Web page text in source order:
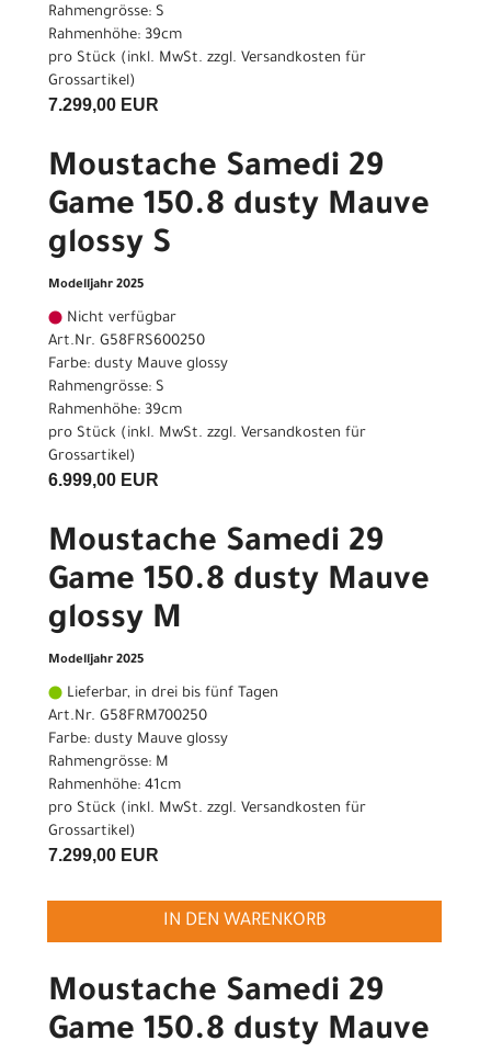
Rahmengrösse: S
Rahmenhöhe: 39cm
pro Stück (inkl. MwSt. zzgl. Versandkosten für
Grossartikel)
7.299,00 EUR
Moustache Samedi 29
Game 150.8 dusty Mauve
glossy S
Modelljahr 2025
Nicht verfügbar
Art.Nr. G58FRS600250
Farbe: dusty Mauve glossy
Rahmengrösse: S
Rahmenhöhe: 39cm
pro Stück (inkl. MwSt. zzgl. Versandkosten für
Grossartikel)
6.999,00 EUR
Moustache Samedi 29
Game 150.8 dusty Mauve
glossy M
Modelljahr 2025
Lieferbar, in drei bis fünf Tagen
Art.Nr. G58FRM700250
Farbe: dusty Mauve glossy
Rahmengrösse: M
Rahmenhöhe: 41cm
pro Stück (inkl. MwSt. zzgl. Versandkosten für
Grossartikel)
7.299,00 EUR
IN DEN WARENKORB
Moustache Samedi 29
Game 150.8 dusty Mauve